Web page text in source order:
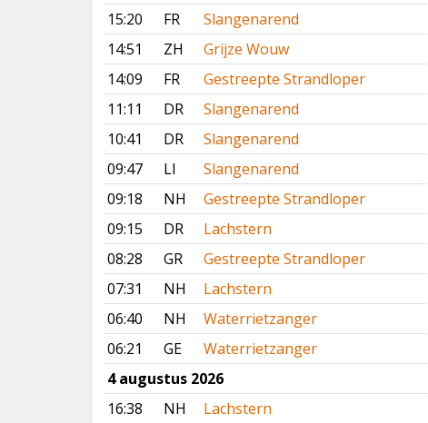
15:20
FR
Slangenarend
14:51
ZH
Grijze Wouw
14:09
FR
Gestreepte Strandloper
11:11
DR
Slangenarend
10:41
DR
Slangenarend
09:47
LI
Slangenarend
09:18
NH
Gestreepte Strandloper
09:15
DR
Lachstern
08:28
GR
Gestreepte Strandloper
07:31
NH
Lachstern
06:40
NH
Waterrietzanger
06:21
GE
Waterrietzanger
4 augustus 2026
16:38
NH
Lachstern